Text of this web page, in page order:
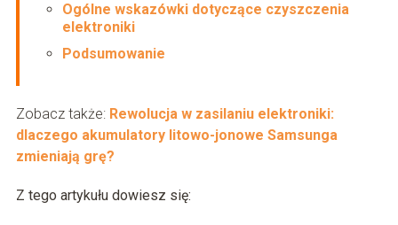
Ogólne wskazówki dotyczące czyszczenia
elektroniki
Podsumowanie
Zobacz także: Rewolucja w zasilaniu elektroniki:
dlaczego akumulatory litowo-jonowe Samsunga
zmieniają grę?
Z tego artykułu dowiesz się: